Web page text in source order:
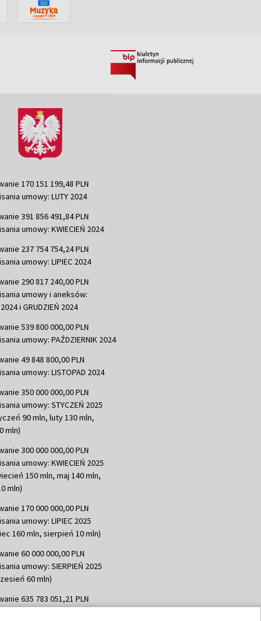
170 151 199,48 PLN
umowy: LUTY 2024
391 856 491,84 PLN
umowy: KWIECIEŃ 2024
237 754 754,24 PLN
umowy: LIPIEC 2024
290 817 240,00 PLN
umowy i aneksów:
i GRUDZIEŃ 2024
539 800 000,00 PLN
umowy: PAŹDZIERNIK 2024
49 848 800,00 PLN
umowy: LISTOPAD 2024
350 000 000,00 PLN
umowy: STYCZEŃ 2025
90 mln, luty 130 mln,
mln)
300 000 000,00 PLN
umowy: KWIECIEŃ 2025
150 mln, maj 140 mln,
mln)
170 000 000,00 PLN
umowy: LIPIEC 2025
160 mln, sierpień 10 mln)
60 000 000,00 PLN
umowy: SIERPIEŃ 2025
60 mln)
635 783 051,21 PLN